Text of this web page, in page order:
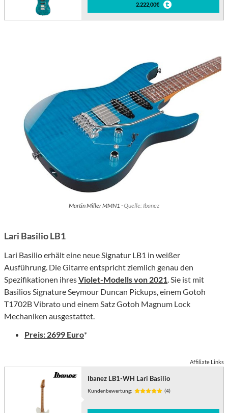
2.222,00€
Martin Miller MMN1 ·Quelle: Ibanez
Lari Basilio LB1
Lari Basilio erhält eine neue Signatur LB1 in weißer
Ausführung. Die Gitarre entspricht ziemlich genau den
Spezifikationen ihresViolet-Modells von 2021. Sie ist mit
Basilios Signature Seymour Duncan Pickups, einem Gotoh
T1702B Vibrato und einem Satz Gotoh Magnum Lock
Mechaniken ausgestattet.
Preis: 2699 Euro*
Affiliate Links
Ibanez LB1-WH Lari Basilio
Kundenbewertung: (4)